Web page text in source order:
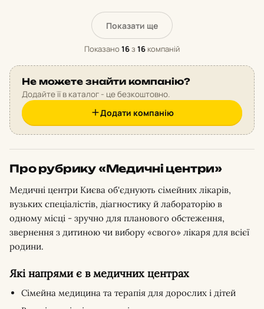
Показати ще
Показано 16з 16 компаній
Не можете знайти компанію?
Додайте її в каталог - це безкоштовно.
Додати компанію
Про рубрику «Медичні центри»
Медичні центри Києва об'єднують сімейних лікарів,
вузьких спеціалістів, діагностику й лабораторію в
одному місці - зручно для планового обстеження,
звернення з дитиною чи вибору «свого» лікаря для всієї
родини.
Які напрями є в медичних центрах
Сімейна медицина та терапія для дорослих і дітей